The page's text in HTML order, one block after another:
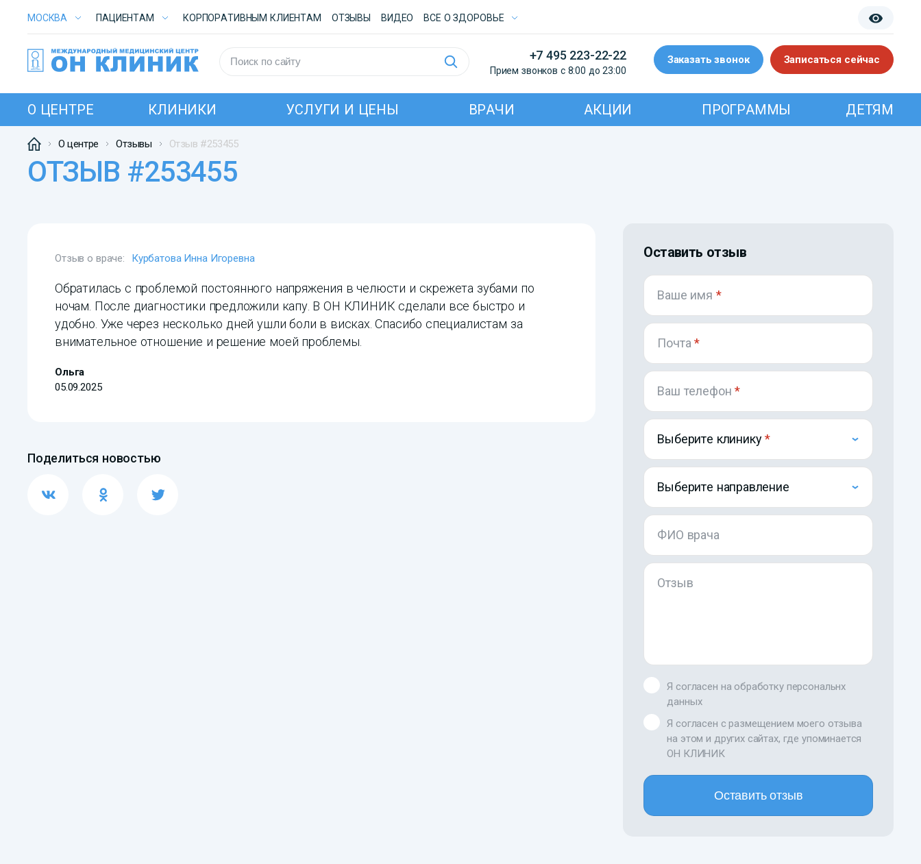
МОСКВА ПАЦИЕНТАМ КОРПОРАТИВНЫМ КЛИЕНТАМ ОТЗЫВЫ ВИДЕО ВСE О ЗДОРОВЬЕ
+7 495 223-22-22
Прием звонков с 8:00 до 23:00
Заказать звонок Записаться сейчас
О ЦЕНТРЕ КЛИНИКИ УСЛУГИ И ЦЕНЫ ВРАЧИ АКЦИИ ПРОГРАММЫ ДЕТЯМ
О центре Отзывы Отзыв #253455
ОТЗЫВ #253455
Отзыв о враче: Курбатова Инна Игоревна
Обратилась с проблемой постоянного напряжения в челюсти и скрежета зубами по
ночам. После диагностики предложили капу. В ОН КЛИНИК сделали все быстро и
удобно. Уже через несколько дней ушли боли в висках. Спасибо специалистам за
внимательное отношение и решение моей проблемы.
Ольга
05.09.2025
Поделиться новостью
Оставить отзыв
Ваше имя *
Почта*
Ваш телефон*
Выберите клинику
Выберите направление
ФИО врача
Отзыв
Я согласен на обработку персональнх
данных
Я согласен с размещением моего отзыва
на этом и других сайтах, где упоминается
ОН КЛИНИК
Оставить отзыв